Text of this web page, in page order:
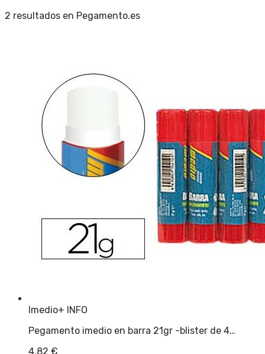
2 resultados en Pegamento.es
Imedio+ INFO
Pegamento imedio en barra 21gr -blister de 4…
4,82 €